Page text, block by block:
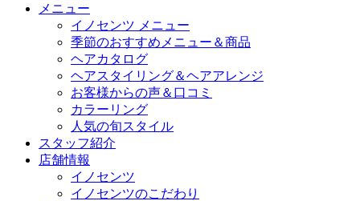
メニュー
イノセンツ メニュー
季節のおすすめメニュー＆商品
ヘアカタログ
ヘアスタイリング＆ヘアアレンジ
お客様からの声＆口コミ
カラーリング
人気の旬スタイル
スタッフ紹介
店舗情報
イノセンツ
イノセンツのこだわり